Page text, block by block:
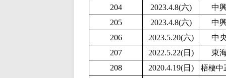
204
2023.4.8(六)
中
205
2023.4.8(六)
中
206
2023.5.20(六)
中
207
2022.5.22(日)
東
208
2020.4.19(日) 梧棲中